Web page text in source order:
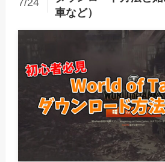
車など）
7/24